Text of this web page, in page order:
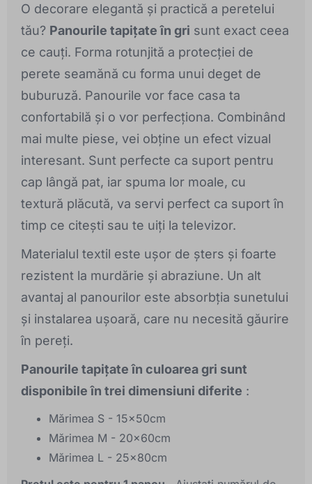
O decorare elegantă și practică a peretelui
tău? Panourile tapițate în gri sunt exact ceea
ce cauți. Forma rotunjită a protecției de
perete seamănă cu forma unui deget de
buburuză. Panourile vor face casa ta
confortabilă și o vor perfecționa. Combinând
mai multe piese, vei obține un efect vizual
interesant. Sunt perfecte ca suport pentru
cap lângă pat, iar spuma lor moale, cu
textură plăcută, va servi perfect ca suport în
timp ce citești sau te uiți la televizor.
Materialul textil este ușor de șters și foarte
rezistent la murdărie și abraziune. Un alt
avantaj al panourilor este absorbția sunetului
și instalarea ușoară, care nu necesită găurire
în pereți.
Panourile tapițate în culoarea gri sunt
disponibile în trei dimensiuni diferite :
Mărimea S - 15x50cm
Mărimea M - 20x60cm
Mărimea L - 25x80cm